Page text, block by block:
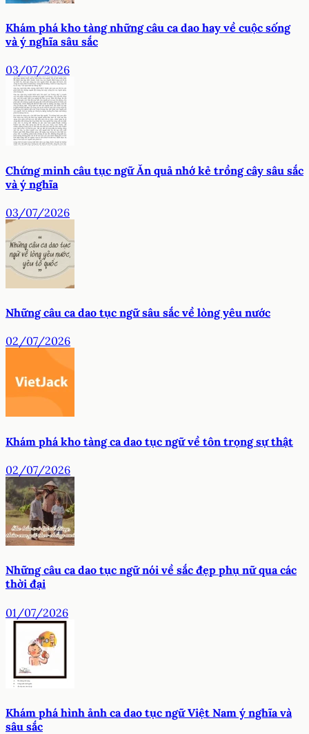
Khám phá kho tàng những câu ca dao hay về cuộc sống
và ý nghĩa sâu sắc
03/07/2026
Chứng minh câu tục ngữ Ăn quả nhớ kẻ trồng cây sâu sắc
và ý nghĩa
03/07/2026
Những câu ca dao tục ngữ sâu sắc về lòng yêu nước
02/07/2026
Khám phá kho tàng ca dao tục ngữ về tôn trọng sự thật
02/07/2026
Những câu ca dao tục ngữ nói về sắc đẹp phụ nữ qua các
thời đại
01/07/2026
Khám phá hình ảnh ca dao tục ngữ Việt Nam ý nghĩa và
sâu sắc